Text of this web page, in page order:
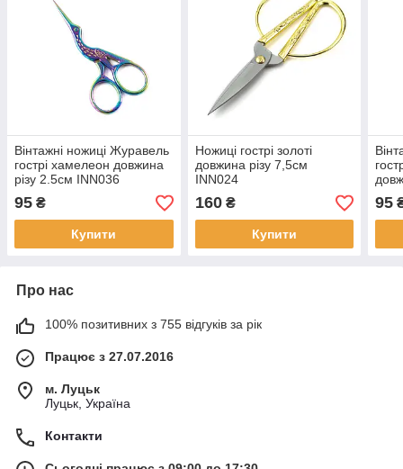
Вінтажні ножиці Журавель
гострі хамелеон довжина
різу 2.5см INN036
95 ₴
Купити
Ножиці гострі золоті
довжина різу 7,5cм
INN024
160₴
Купити
95
Про нас
100% позитивних з 755 відгуків за рік
Працює з 27.07.2016
м. Луцьк
Луцьк, Україна
Контакти